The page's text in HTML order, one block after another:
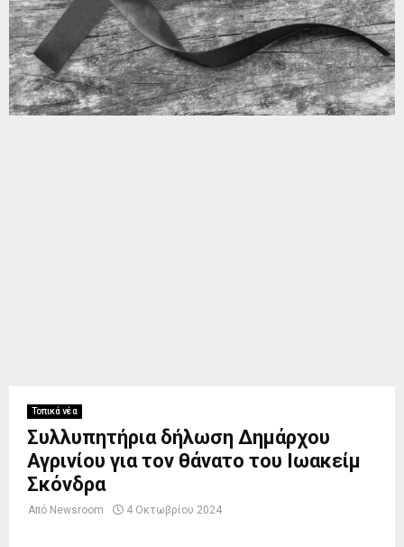
Τοπικά νέα
Συλλυπητήρια δήλωση Δημάρχου
Αγρινίου για τον θάνατο του Ιωακείμ
Σκόνδρα
Από Newsroom 4 Οκτωβρίου 2024